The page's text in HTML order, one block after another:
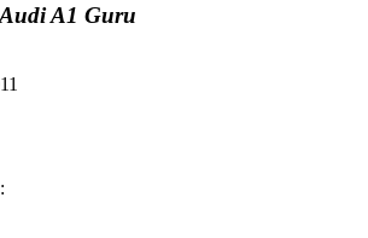
Audi A1 Guru